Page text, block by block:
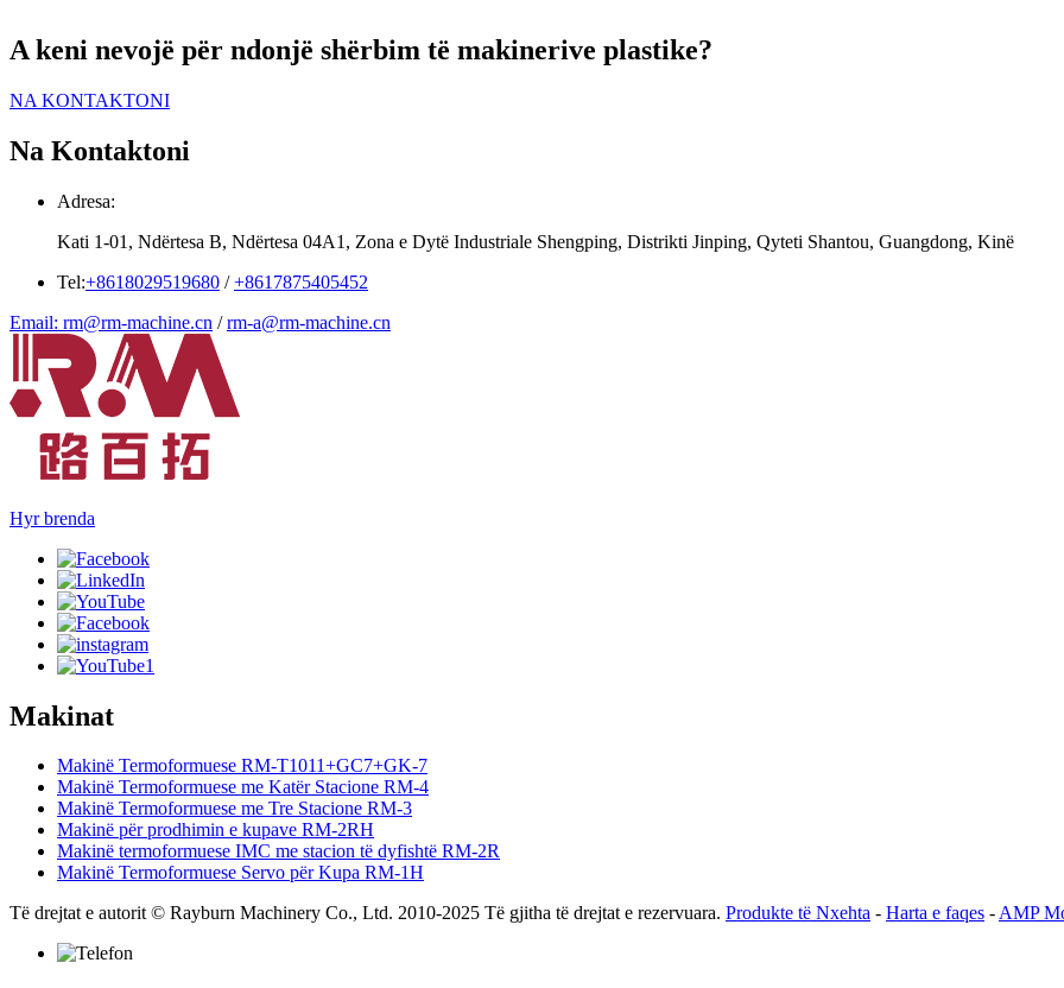
A keni nevojë për ndonjë shërbim të makinerive plastike?
NA KONTAKTONI
Na Kontaktoni
Adresa:
Kati 1-01, Ndërtesa B, Ndërtesa 04A1, Zona e Dytë Industriale Shengping, Distrikti Jinping, Qyteti Shantou, Guangdong, Kinë
Tel:+8618029519680 /+8617875405452
Email: rm@rm-machine.cn /rm-a@rm-machine.cn
Hyr brenda
Makinat
Makinë Termoformuese RM-T1011+GC7+GK-7
Makinë Termoformuese me Katër Stacione RM-4
Makinë Termoformuese me Tre Stacione RM-3
Makinë për prodhimin e kupave RM-2RH
Makinë termoformuese IMC me stacion të dyfishtë RM-2R
Makinë Termoformuese Servo për Kupa RM-1H
Të drejtat e autorit © Rayburn Machinery Co., Ltd. 2010-2025 Të gjitha të drejtat e rezervuara. Produkte të Nxehta - Harta e faqes -AMP